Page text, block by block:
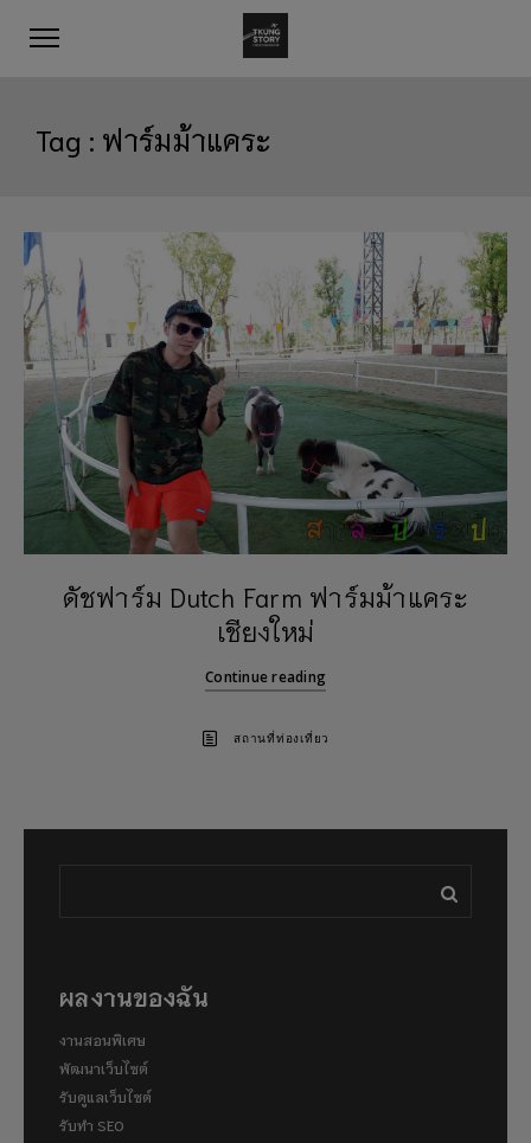
Tag : ฟาร์มม้าแคระ
ดัชฟาร์ม Dutch Farm ฟาร์มม้าแคระ
เชียงใหม่
Continue reading
สถานที่ท่องเที่ยว
ผลงานของฉัน
งานสอนพิเศษ
พัฒนาเว็บไซต์
รับดูแลเว็บไซต์
รับทำ SEO